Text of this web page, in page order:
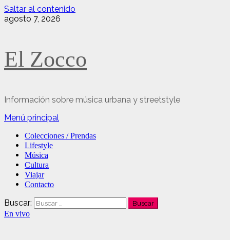
Saltar al contenido
agosto 7, 2026
El Zocco
Información sobre música urbana y streetstyle
Menú principal
Colecciones / Prendas
Lifestyle
Música
Cultura
Viajar
Contacto
Buscar:
En vivo